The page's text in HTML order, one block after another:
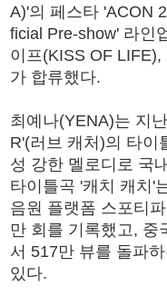
A)'의 페스타 'ACON
ficial Pre-show' 라인
이프(KISS OF
가 합류했다.
최예나(YENA)는 지
R'(러브 캐처)의 타이
성 강한 멜로디로 국
타이틀곡 '캐치 캐치'
음원 플랫폼 스포티
만 회를 기록했고, 중
서 517만 뷰를 돌파
있다.